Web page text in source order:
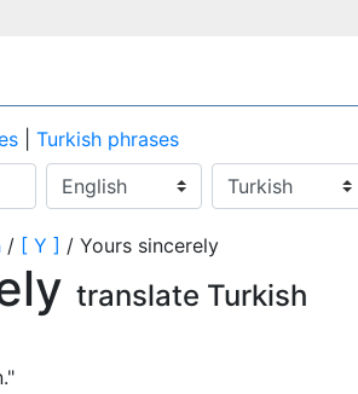
Turkish phrases
/ [ Y ] / Yours sincerely
translate Turkish